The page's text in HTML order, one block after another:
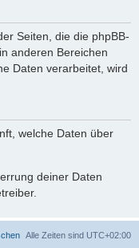
Seiten, die die phpBB-
anderen Bereichen
Daten verarbeitet, wird
welche Daten über
deiner Daten
Alle Zeiten sind UTC+02:00